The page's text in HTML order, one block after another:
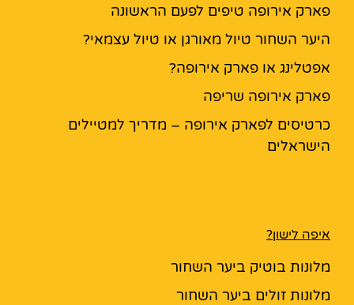
פארק אירופה טיפים לפעם הראשונה
היער השחור טיול מאורגן או טיול עצמאי?
אפטלינג או פארק אירופה?
פארק אירופה שריפה
כרטיסים לפארק אירופה – מדריך למטיילים
הישראלים
איפה לישון?
מלונות בוטיק ביער השחור
מלונות זולים ביער השחור